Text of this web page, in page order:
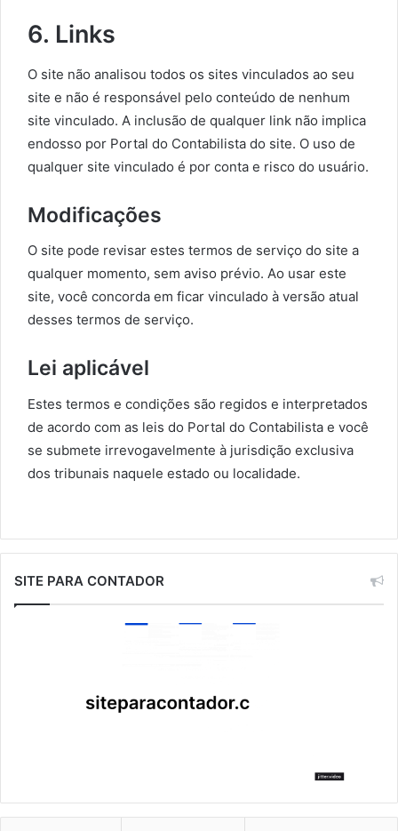
6. Links
O site não analisou todos os sites vinculados ao seu
site e não é responsável pelo conteúdo de nenhum
site vinculado. A inclusão de qualquer link não implica
endosso por Portal do Contabilista do site. O uso de
qualquer site vinculado é por conta e risco do usuário.
Modificações
O site pode revisar estes termos de serviço do site a
qualquer momento, sem aviso prévio. Ao usar este
site, você concorda em ficar vinculado à versão atual
desses termos de serviço.
Lei aplicável
Estes termos e condições são regidos e interpretados
de acordo com as leis do Portal do Contabilista e você
se submete irrevogavelmente à jurisdição exclusiva
dos tribunais naquele estado ou localidade.
SITE PARA CONTADOR